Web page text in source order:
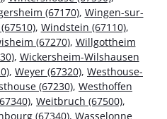
(67170), Wingen-sur-
, Windstein (67110),
(67270), Willgottheim
, Wickersheim-Wilshausen
, Weyer (67320), Westhouse-
(67230), Westhoffen
, Weitbruch (67500),
(67340), Wasselonne